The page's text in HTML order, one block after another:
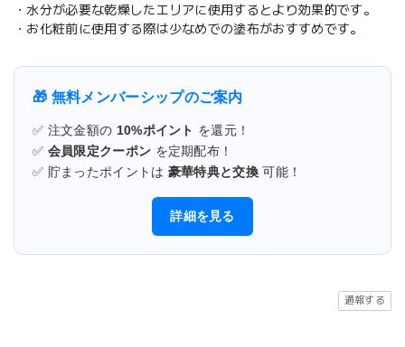
・水分が必要な乾燥したエリアに使用するとより効果的です。
・お化粧前に使用する際は少なめでの塗布がおすすめです。
🎁 無料メンバーシップのご案内
✅ 注文金額の 10%ポイント を還元！
✅ 会員限定クーポン を定期配布！
✅ 貯まったポイントは 豪華特典と交換 可能！
詳細を見る
通報する